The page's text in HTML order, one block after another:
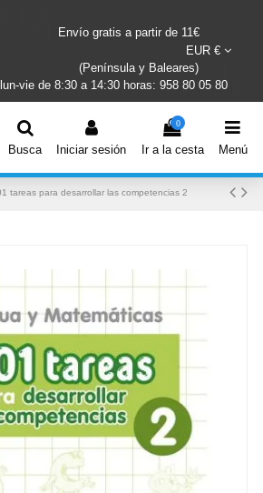
Envío gratis a partir de 11€
EUR €
(Península y Baleares)
vie de 8:30 a 14:30 horas: 958 80 05 80
Busca Iniciar sesión
0
Ir a la cesta Menú
tareas para desarrollar las competencias 2